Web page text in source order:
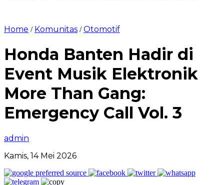
Home / Komunitas /Otomotif
Honda Banten Hadir di
Event Musik Elektronik
More Than Gang:
Emergency Call Vol. 3
admin
Kamis, 14 Mei 2026